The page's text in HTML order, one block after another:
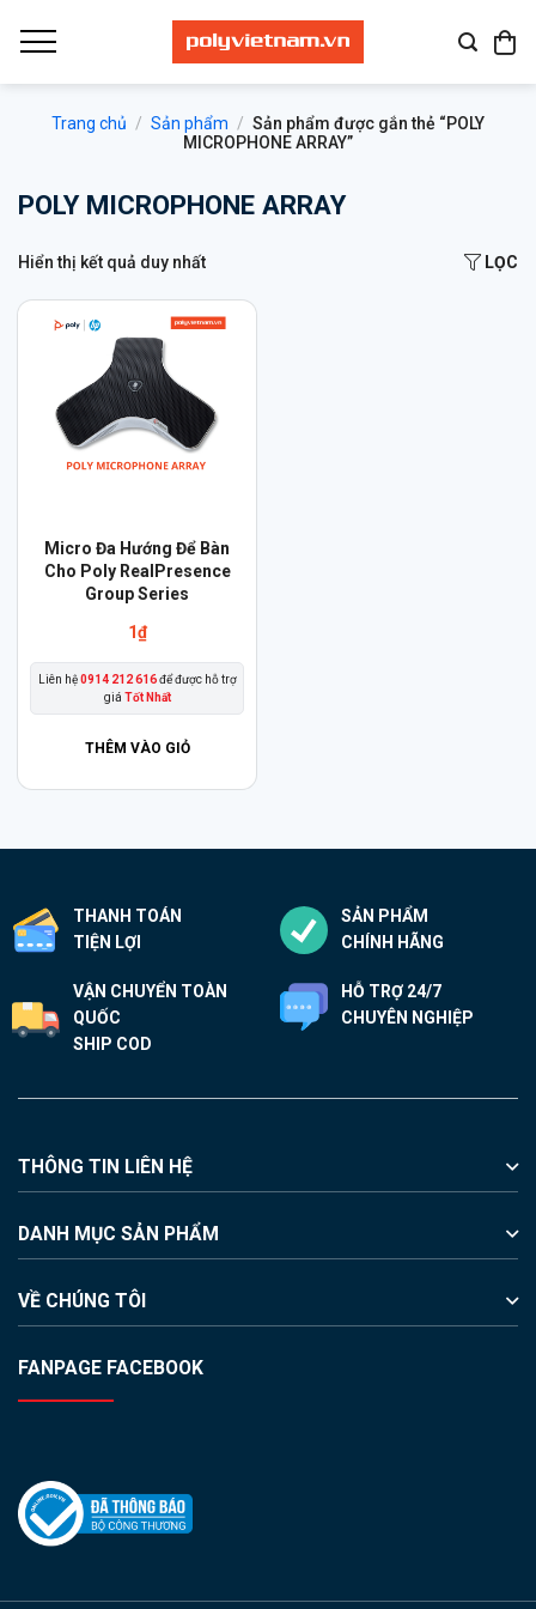
qua
Trang chủ / Sản phẩm / Sản phẩm được gắn thẻ “POLY
MICROPHONE ARRAY”
POLY MICROPHONE ARRAY
Hiển thị kết quả duy nhất LỌC
Micro Đa Hướng Để Bàn
Cho Poly RealPresence
Group Series
1₫
Liên hệ0914 212 616để được hỗ trợ
giá Tốt Nhất
THÊM VÀO GIỎ
THANH TOÁN
TIỆN LỢI
SẢN PHẨM
CHÍNH HÃNG
VẬN CHUYỂN TOÀN
QUỐC
SHIP COD
HỖ TRỢ 24/7
CHUYÊN NGHIỆP
THÔNG TIN LIÊN HỆ
DANH MỤC SẢN PHẨM
VỀ CHÚNG TÔI
FANPAGE FACEBOOK